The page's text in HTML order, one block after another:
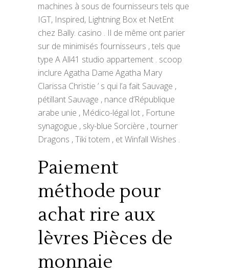
machines à sous de fournisseurs tels que
IGT, Inspired, Lightning Box et NetEnt
chez Bally. casino . Il de même ont parier
sur de minimisés fournisseurs , tels que
type A All41 studio appartement . scoop
inclure Agatha Dame Agatha Mary
Clarissa Christie ’ s qui l’a fait Sauvage ,
pétillant Sauvage , nance d’République
arabe unie , Médico-légal lot , Fortune
synagogue , sky-blue Sorcière , tourner
Dragons , Tiki totem , et Winfall Wishes .
Paiement
méthode pour
achat rire aux
lèvres Pièces de
monnaie